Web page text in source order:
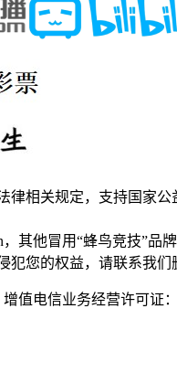
律相关规定，支持国家
其他冒用“蜂鸟竞技”品
您的权益，请联系我们
增值电信业务经营许可证